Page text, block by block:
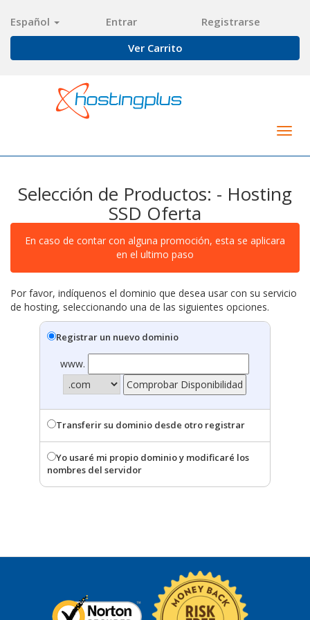
Español Entrar
Registrarse
Ver Carrito
Selección de Productos: - Hosting
SSD Oferta
En caso de contar con alguna promoción, esta se aplicara
en el ultimo paso
Por favor, indíquenos el dominio que desea usar con su servicio
de hosting, seleccionando una de las siguientes opciones.
Registrar un nuevo dominio
www.
Transferir su dominio desde otro registrar
Yo usaré mi propio dominio y modificaré los
nombres del servidor